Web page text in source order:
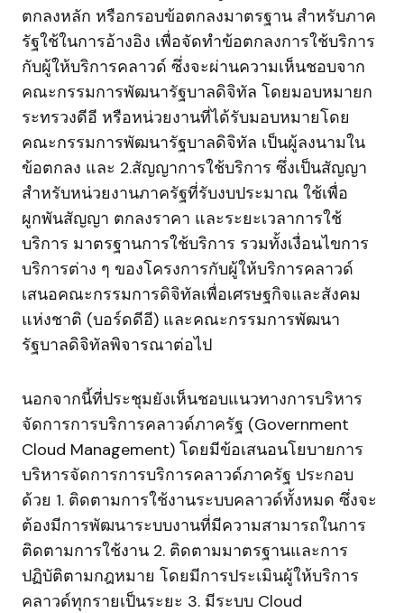
ตกลงหลัก หรือกรอบข้อตกลงมาตรฐาน สำหรับภาค
รัฐใช้ในการอ้างอิง เพื่อจัดทำข้อตกลงการใช้บริการ
กับผู้ให้บริการคลาวด์ ซึ่งจะผ่านความเห็นชอบจาก
คณะกรรมการพัฒนารัฐบาลดิจิทัล โดยมอบหมายก
ระทรวงดีอี หรือหน่วยงานที่ได้รับมอบหมายโดย
คณะกรรมการพัฒนารัฐบาลดิจิทัล เป็นผู้ลงนามใน
ข้อตกลง และ 2.สัญญาการใช้บริการ ซึ่งเป็นสัญญา
สำหรับหน่วยงานภาครัฐที่รับงบประมาณ ใช้เพื่อ
ผูกพันสัญญา ตกลงราคา และระยะเวลาการใช้
บริการ มาตรฐานการใช้บริการ รวมทั้งเงื่อนไขการ
บริการต่าง ๆ ของโครงการกับผู้ให้บริการคลาวด์
เสนอคณะกรรมการดิจิทัลเพื่อเศรษฐกิจและสังคม
แห่งชาติ (บอร์ดดีอี) และคณะกรรมการพัฒนา
รัฐบาลดิจิทัลพิจารณาต่อไป
นอกจากนี้ที่ประชุมยังเห็นชอบแนวทางการบริหาร
จัดการการบริการคลาวด์ภาครัฐ (Government
Cloud Management) โดยมีข้อเสนอนโยบายการ
บริหารจัดการการบริการคลาวด์ภาครัฐ ประกอบ
ด้วย 1. ติดตามการใช้งานระบบคลาวด์ทั้งหมด ซึ่งจะ
ต้องมีการพัฒนาระบบงานที่มีความสามารถในการ
ติดตามการใช้งาน 2. ติดตามมาตรฐานและการ
ปฏิบัติตามกฎหมาย โดยมีการประเมินผู้ให้บริการ
คลาวด์ทุกรายเป็นระยะ 3. มีระบบ Cloud